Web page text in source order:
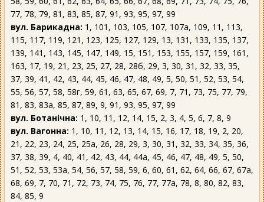
77, 78, 79, 81, 83, 85, 87, 91, 93, 95, 97, 99
вул. Барикадна: 1, 101, 103, 105, 107, 107а, 109, 11, 113,
115, 117, 119, 121, 123, 125, 127, 129, 13, 131, 133, 135, 137,
139, 141, 143, 145, 147, 149, 15, 151, 153, 155, 157, 159, 161,
163, 17, 19, 21, 23, 25, 27, 28, 28б, 29, 3, 30, 31, 32, 33, 35,
37, 39, 41, 42, 43, 44, 45, 46, 47, 48, 49, 5, 50, 51, 52, 53, 54,
55, 56, 57, 58, 58г, 59, 61, 63, 65, 67, 69, 7, 71, 73, 75, 77, 79,
81, 83, 83а, 85, 87, 89, 9, 91, 93, 95, 97, 99
вул. Ботанічна: 1, 10, 11, 12, 14, 15, 2, 3, 4, 5, 6, 7, 8, 9
вул. Вагонна: 1, 10, 11, 12, 13, 14, 15, 16, 17, 18, 19, 2, 20,
21, 22, 23, 24, 25, 25а, 26, 28, 29, 3, 30, 31, 32, 33, 34, 35, 36,
37, 38, 39, 4, 40, 41, 42, 43, 44, 44а, 45, 46, 47, 48, 49, 5, 50,
51, 52, 53, 53а, 54, 56, 57, 58, 59, 6, 60, 61, 62, 64, 66, 67, 67а,
68, 69, 7, 70, 71, 72, 73, 74, 75, 76, 77, 77а, 78, 8, 80, 82, 83,
84, 85, 9